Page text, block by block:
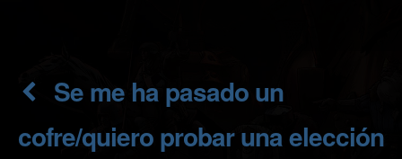
Se me ha pasado un
cofre/quiero probar una elección